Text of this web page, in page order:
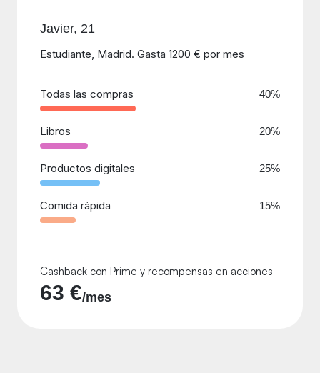
Javier, 21
Estudiante, Madrid. Gasta 1200 € por mes
Todas las compras 40%
Libros 20%
Productos digitales 25%
Comida rápida 15%
Cashback con Prime y recompensas en acciones
63 €/mes